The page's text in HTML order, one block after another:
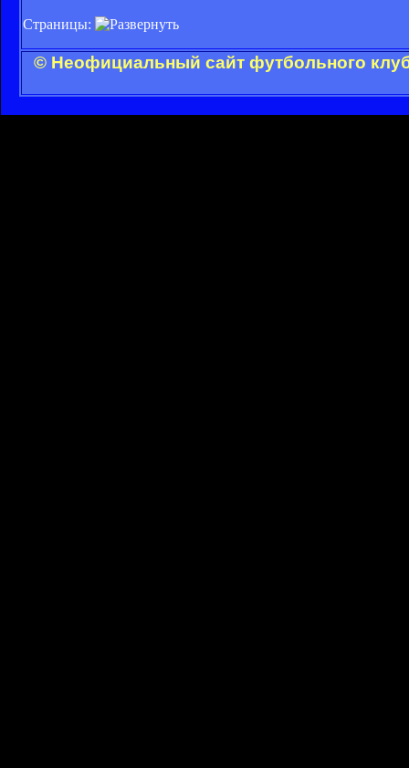
Страницы:
© Неофициальный сайт футбольного